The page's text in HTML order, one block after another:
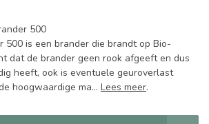
500
500 is een brander die brandt op Bio-
dat de brander geen rook afgeeft en dus
heeft, ook is eventuele geuroverlast
hoogwaardige ma... Lees meer.